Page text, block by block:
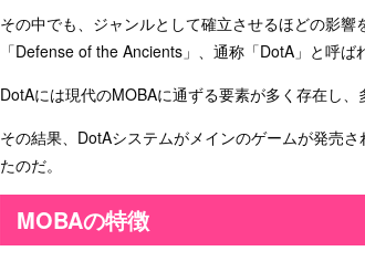
その中でも、ジャンルとして確立させるほどの影
「Defense of the Ancients」、通称「DotA」と呼ば
DotAには現代のMOBAに通ずる要素が多く存在し、
その結果、DotAシステムがメインのゲームが発売
たのだ。
MOBAの特徴